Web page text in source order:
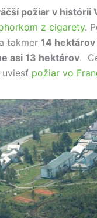
požiar v histórii
z cigarety.
takmer 14
asi 13 hektárov.
požiar vo